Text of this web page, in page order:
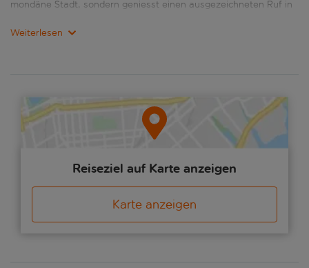
mondäne Stadt, sondern geniesst einen ausgezeichneten Ruf in
sieht man überall, von den Museen, über das Nachtleben bis zu
den lokalen Spezialitäten. Auch in den Strassen wird Geschichte
gemacht. Thessaloniki wird als Freiluftmuseum für byzantinische
Kunst betrachtet und ist die Heimat von sagenhaften 15 Unesco-
Basketball) und das ganze Jahr über Festivals und Anlässe. Die
Restaurants sind lebhaft und innovativ und man findet einige der
Weiterlesen
Reiseziel auf Karte anzeigen
Karte anzeigen